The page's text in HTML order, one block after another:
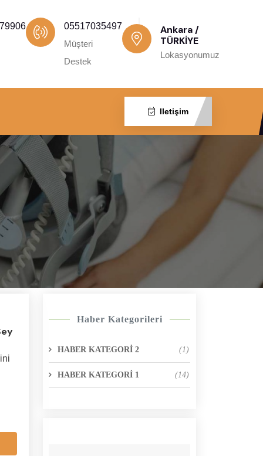
05517035497
Müşteri
Destek
Ankara /
TÜRKİYE
Lokasyonumuz
Iletişim
Haber Kategorileri
HABER KATEGORİ 2 (1)
HABER KATEGORİ 1 (14)